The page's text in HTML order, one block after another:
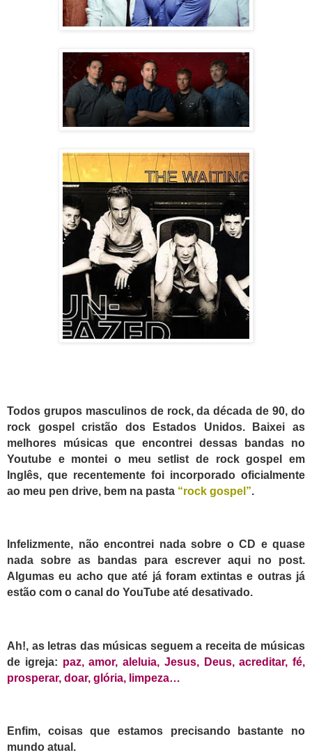
Todos grupos masculinos de rock, da década de 90, do
rock gospel cristão dos Estados Unidos.
Baixei as
melhores músicas que encontrei dessas bandas no
Youtube e montei o meu setlist de rock gospel em
Inglês, que recentemente foi incorporado oficialmente
ao meu pen drive, bem na pasta “rock gospel”.
nfelizmente, não encontrei nada sobre o CD e quase
nada sobre as bandas para escrever aqui no post.
Algumas eu acho que até já foram extintas e outras já
estão com o canal do YouTube até desativado.
A h!, as letras das músicas seguem a receita de músicas
de igreja: paz, amor, aleluia, Jesus, Deus, acreditar, fé,
prosperar, doar, glória, limpeza…
Enfim, coisas que estamos precisando bastante no
mundo atual.